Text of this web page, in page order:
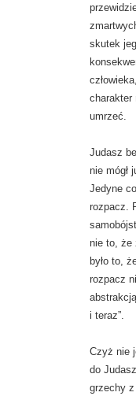
skutek
charakter
umrzeć.
Judasz
nie mógł
Jedyne
rozpacz.
nie to, że
było to,
rozpacz
i teraz”.
Czyż nie
do
grzechy